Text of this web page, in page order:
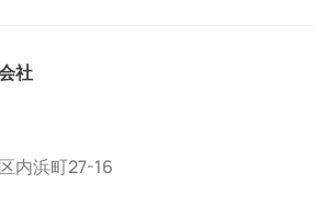
社
内浜町27-16